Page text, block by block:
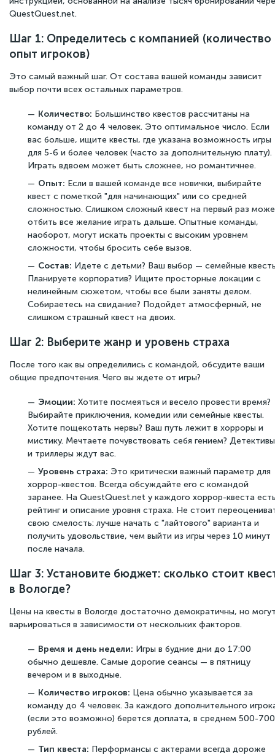
QuestQuest.net.
Шаг 1: Определитесь с компанией (количество
опыт игроков)
Это самый важный шаг. От состава вашей команды зависит
выбор почти всех остальных параметров.
Количество: Большинство квестов рассчитаны на
команду от 2 до 4 человек. Это оптимальное число. Если
вас больше, ищите квесты, где указана возможность игры
для 5-6 и более человек (часто за дополнительную плату).
Играть вдвоем может быть сложнее, но романтичнее.
Опыт: Если в вашей команде все новички, выбирайте
квест с пометкой "для начинающих" или со средней
сложностью. Слишком сложный квест на первый раз
отбить все желание играть дальше. Опытные команды,
наоборот, могут искать проекты с высоким уровнем
сложности, чтобы бросить себе вызов.
Состав: Идете с детьми? Ваш выбор — семейные
Планируете корпоратив? Ищите просторные локации с
нелинейным сюжетом, чтобы все были заняты делом.
Собираетесь на свидание? Подойдет атмосферный, не
слишком страшный квест на двоих.
Шаг 2: Выберите жанр и уровень страха
После того как вы определились с командой, обсудите ваши
общие предпочтения. Чего вы ждете от игры?
Эмоции: Хотите посмеяться и весело провести время?
Выбирайте приключения, комедии или семейные квесты.
Хотите пощекотать нервы? Ваш путь лежит в хорроры и
мистику. Мечтаете почувствовать себя гением? Детективы
и триллеры ждут вас.
Уровень страха: Это критически важный параметр для
хоррор-квестов. Всегда обсуждайте его с командой
заранее. На QuestQuest.net у каждого хоррор-квеста
рейтинг и описание уровня страха. Не стоит
свою смелость: лучше начать с "лайтового" варианта и
получить удовольствие, чем выйти из игры через 10 минут
после начала.
Шаг 3: Установите бюджет: сколько стоит
в Вологде?
Цены на квесты в Вологде достаточно демократичны, но
варьироваться в зависимости от нескольких факторов.
Время и день недели: Игры в будние дни до 17:00
обычно дешевле. Самые дорогие сеансы — в пятницу
вечером и в выходные.
Количество игроков: Цена обычно указывается за
команду до 4 человек. За каждого дополнительного
(если это возможно) берется доплата, в среднем 500-700
рублей.
Тип квеста: Перформансы с актерами всегда дороже